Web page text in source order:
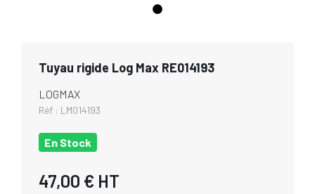
Tuyau rigide Log Max RE014193
LOGMAX
Réf : LM014193
En Stock
47,00 € HT